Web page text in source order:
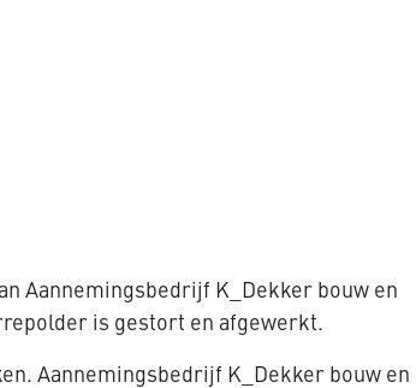
Aannemingsbedrijf K_Dekker bouw en
is gestort en afgewerkt.
Aannemingsbedrijf K_Dekker bouw en